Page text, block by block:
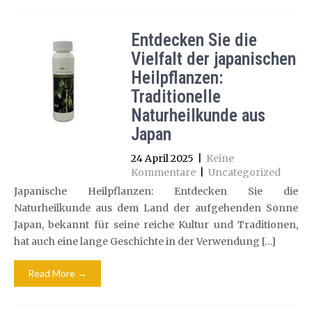
Entdecken Sie die
Vielfalt der japanischen
Heilpflanzen:
Traditionelle
Naturheilkunde aus
Japan
24 April 2025
Keine
Kommentare
Uncategorized
Japanische Heilpflanzen: Entdecken Sie die
Naturheilkunde aus dem Land der aufgehenden Sonne
Japan, bekannt für seine reiche Kultur und Traditionen,
hat auch eine lange Geschichte in der Verwendung […]
Read More →